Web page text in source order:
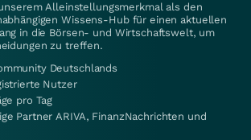
Alleinstellungsmerkmal als den
Wissens-Hub für einen aktuellen
in die Börsen- und Wirtschaftswelt, um
zu treffen.
Deutschlands
Nutzer
pro Tag
Partner ARIVA, FinanzNachrichten und